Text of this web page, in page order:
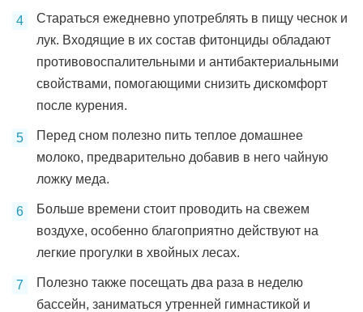
Стараться ежедневно употреблять в пищу чеснок и
лук. Входящие в их состав фитонциды обладают
противовоспалительными и антибактериальными
свойствами, помогающими снизить дискомфорт
после курения.
Перед сном полезно пить теплое домашнее
молоко, предварительно добавив в него чайную
ложку меда.
Больше времени стоит проводить на свежем
воздухе, особенно благоприятно действуют на
легкие прогулки в хвойных лесах.
Полезно также посещать два раза в неделю
бассейн, заниматься утренней гимнастикой и